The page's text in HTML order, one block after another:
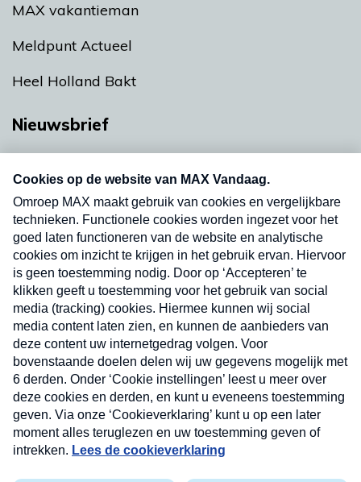
MAX vakantieman
Meldpunt Actueel
Heel Holland Bakt
Nieuwsbrief
nieuwsbrief. Elke vrijdag- en dinsdagochtend in
uw mailbox.
Verzend
Nieuwsbrief
Neem hier een gratis abonnement op onze
nieuwsbrief. Elke vrijdag- en dinsdagochtend in uw